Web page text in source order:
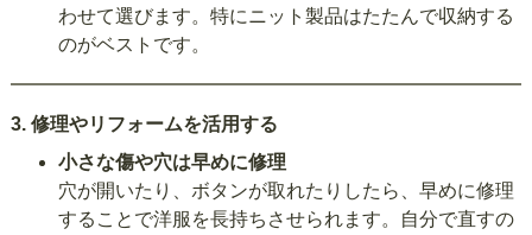
わせて選びます。特にニット製品はたたんで収納する
のがベストです。
3. 修理やリフォームを活用する
小さな傷や穴は早めに修理
穴が開いたり、ボタンが取れたりしたら、早めに修理
することで洋服を長持ちさせられます。自分で直すの